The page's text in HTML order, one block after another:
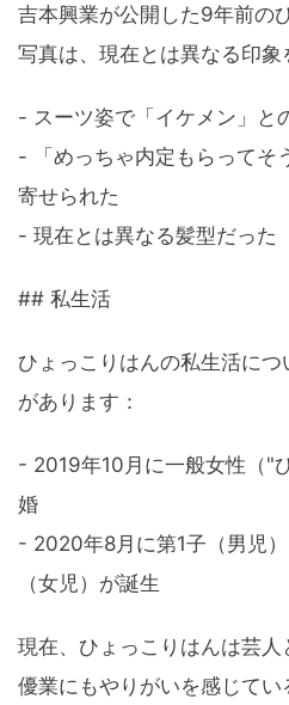
吉本興業が公開した9年前の
写真は、現在とは異なる印象
- スーツ姿で「イケメン」と
- 「めっちゃ内定もらってそ
寄せられた
- 現在とは異なる髪型だった
## 私生活
ひょっこりはんの私生活に
があります：
- 2019年10月に一般女性（"
婚
- 2020年8月に第1子（男児
（女児）が誕生
現在、ひょっこりはんは芸
優業にもやりがいを感じてい